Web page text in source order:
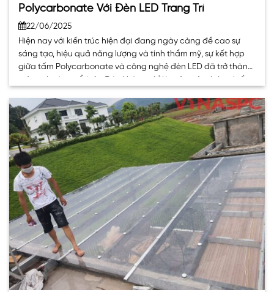
Polycarbonate Với Đèn LED Trang Trí
22/06/2025
Hiện nay với kiến trúc hiện đại đang ngày càng đề cao sự
sáng tạo, hiệu quả năng lượng và tính thẩm mỹ, sự kết hợp
giữa tấm Polycarbonate và công nghệ đèn LED đã trở thành
một xu hướng nổi bật. Đây không chỉ là một giải pháp chiếu